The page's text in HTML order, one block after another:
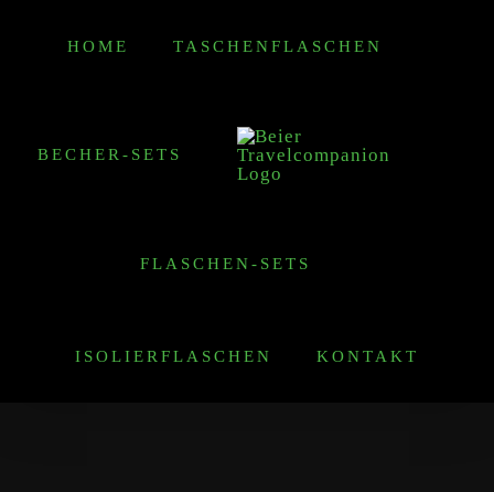
HOME TASCHENFLASCHEN
BECHER-SETS
FLASCHEN-SETS
ISOLIERFLASCHEN KONTAKT